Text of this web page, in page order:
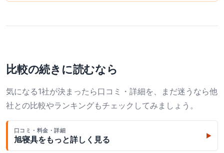
比較の続きに読むなら
気になる1社が決まったら口コミ・詳細を、まだ迷うなら他
社との比較やランキングもチェックしてみましょう。
口コミ・料金・詳細
旭寝具をもっと詳しく見る ▶